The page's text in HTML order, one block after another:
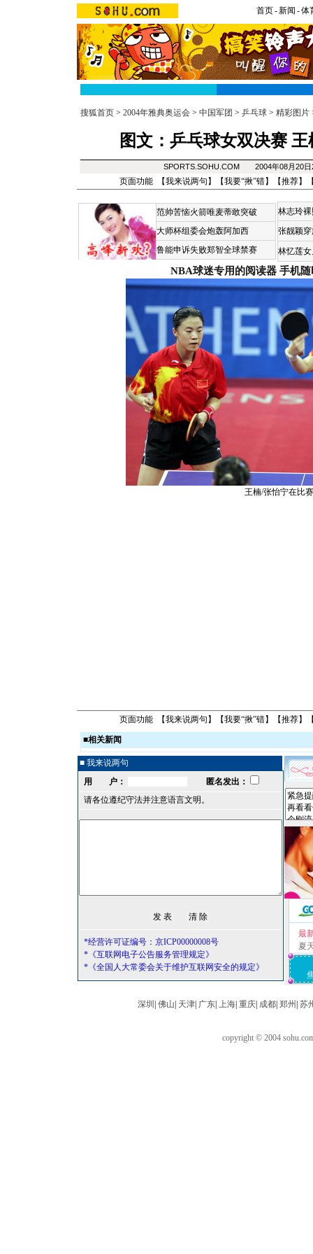
首页-新闻 -体
搜狐首页 > 2004年雅典奥运会 > 中国军团 > 乒乓球 > 精彩图片
图文：乒乓球女双决赛
SPORTS.SOHU.COM 2004年08月20
页面功能 【我来说两句 】【我要“揪”错】【推荐】
范帅苦恼火箭唯麦蒂敢突破
大师杯组委会炮轰阿加西
鲁能申诉失败郑智全球禁赛
林志玲
张靓颖
林忆莲
NBA球迷专用的阅读器 手机
王楠/张怡宁在比
页面功能 【我来说两句 】【我要“揪”错】【推荐】
■相关新闻
■ 我来说两句
用 户：
匿名发出：
请各位遵纪守法并注意语言文明。
*经营许可证编号：京ICP00000008号
*《互联网电子公告服务管理规定》
*《全国人大常委会关于维护互联网安全的规定》
最
夏
深圳 佛山 天津| 广东| 上海| 重庆| 成都| 郑州 苏
copyright © 2004